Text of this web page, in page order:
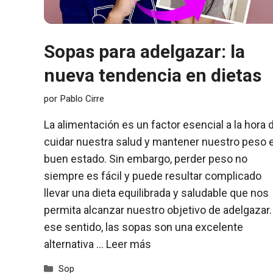
Sopas para adelgazar: la
nueva tendencia en dietas
por Pablo Cirre
La alimentación es un factor esencial a la hora
cuidar nuestra salud y mantener nuestro peso
buen estado. Sin embargo, perder peso no
siempre es fácil y puede resultar complicado
llevar una dieta equilibrada y saludable que nos
permita alcanzar nuestro objetivo de adelgazar.
ese sentido, las sopas son una excelente
alternativa … Leer más
Categorías
Sop